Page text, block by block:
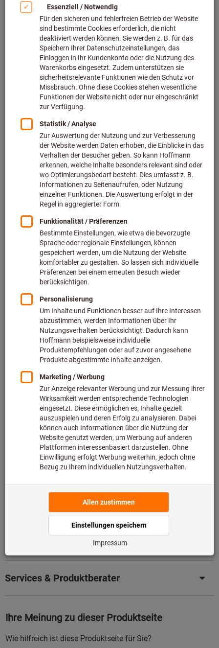
Bild zum Vergrößern anklicken
Preis pro 1 Stück
zzgl. Versandkosten
Netto: 7,60 €
In den Warenkorb
Voraussichtliche Lieferzeit: 2-3 Wochen
Bitte beachten Sie die Lieferzeit und eingeschränkte
Beratung:
Diesen Artikel bestellen wir für Sie direkt beim Hersteller,
da er nicht Bestandteil unseres Hauptsortiments ist und
somit nicht bei uns auf Lager liegt.Infos
Produktdetails
Services & Produktberater